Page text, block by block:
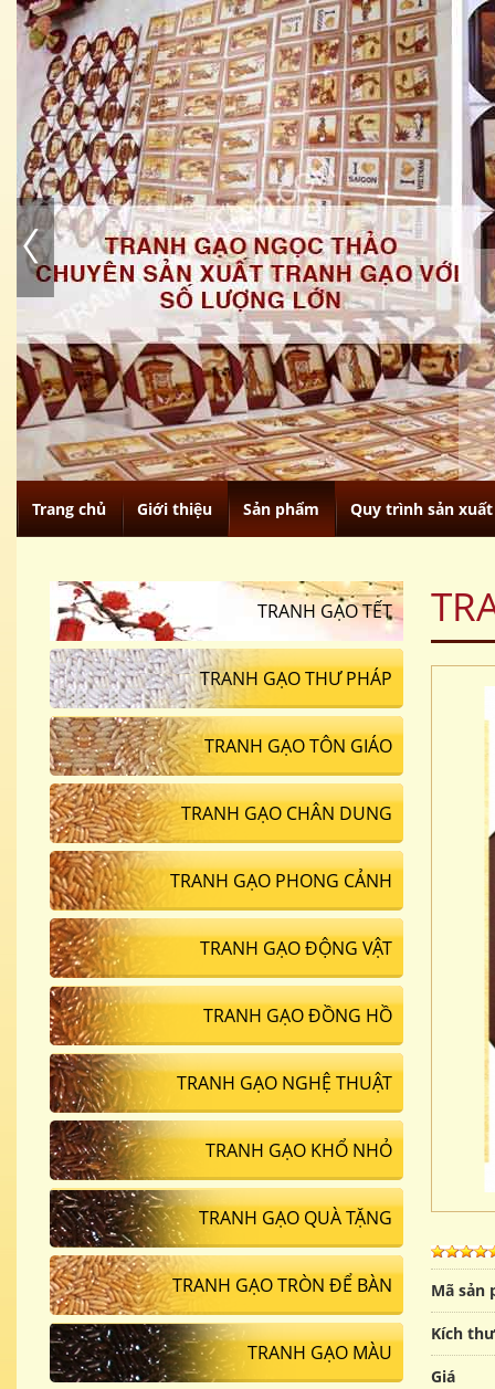
Trang chủ Giới thiệu Sản phẩm Quy trình sản xuất
Mã sản
Kích
Giá
TRANH GẠO TẾT
TRANH GẠO THƯ PHÁP
TRANH GẠO TÔN GIÁO
TRANH GẠO CHÂN DUNG
TRANH GẠO PHONG CẢNH
TRANH GẠO ĐỘNG VẬT
TRANH GẠO ĐỒNG HỒ
TRANH GẠO NGHỆ THUẬT
TRANH GẠO KHỔ NHỎ
TRANH GẠO QUÀ TẶNG
TRANH GẠO TRÒN ĐỂ BÀN
TRANH GẠO MÀU